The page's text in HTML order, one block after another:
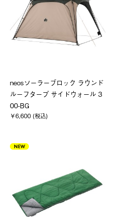
neosソーラーブロック ラウンド
ルーフタープ サイドウォール 3
00-BG
￥6,600 (税込)
NEW